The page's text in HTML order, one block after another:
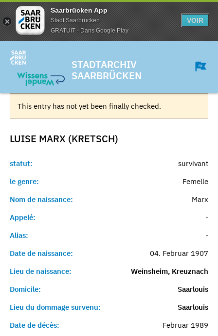
Saarbrücken App
Stadt Saarbrücken
GRATUIT - Dans Google Play
VOIR
STADTARCHIV
SAARBRÜCKEN
This entry has not yet been finally checked.
LUISE MARX (KRETSCH)
statut:
survivant
le genre:
Femelle
Nom de naissance:
Marx
Appelé:
-
Alias:
-
Date de naissance:
04. Februar 1907
Lieu de naissance:
Weinsheim, Kreuznach
Domicile:
Saarlouis
Lieu du dommage survenu:
Saarlouis
Date de décès:
Februar 1989